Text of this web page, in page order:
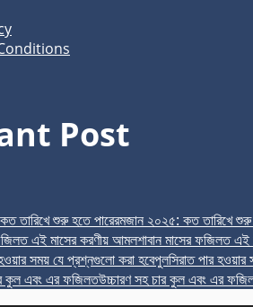
Post
রমজান ২০২৫: কত তারিখে শুরু
শাবান মাসের ফজিলত
পুলসিরাত পার
উচ্চারণ সহ চার কুল এবং এর